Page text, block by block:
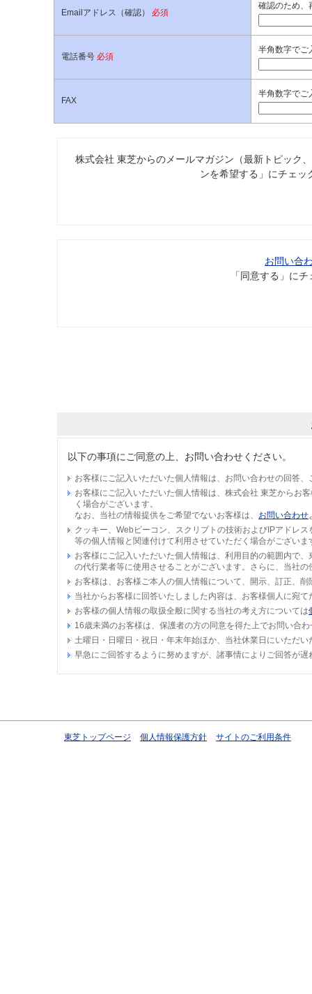
Emailアドレス（確認） 必須
確認のため、
電話番号 必須
半角数字でご
FAX
半角数字でご
株式会社 東芝からのメールマガジン（最新トピック
ンを希望する」にチェ
お問い合
「同意する」に
以下の事項にご同意の上、お問い合わせください。
お客様にご記入いただいた個人情報は、お問い合わせの回答
お客様にご記入いただいた個人情報は、株式会社 東芝からお
く場合がございます。
なお、当社の情報提供をご希望でないお客様は、 お問い合わせ
クッキー、Webビーコン、スクリプトの技術およびIPアドレ
等の個人情報と関連付けて利用させていただく場合がございま
お客様にご記入いただいた個人情報は、利用目的の範囲内で
の代行業者等に使用させることがございます。さらに、当社
お客様は、お客様ご本人の個人情報について、開示、訂正、
当社からお客様に回答いたしました内容は、お客様個人に宛
お客様の個人情報の取扱全般に関する当社の考え方については
16歳未満のお客様は、保護者の方の同意を得た上でお問い合
土曜日・日曜日・祝日・年末年始ほか、当社休業日にいただ
早急にご回答するように努めますが、諸事情によりご回答が
東芝トップページ 個人情報保護方針 サイトのご利用条件